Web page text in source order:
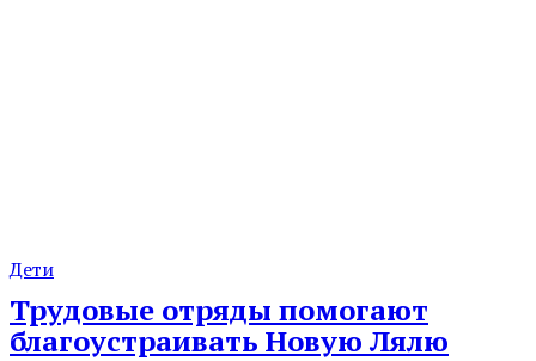
Дети
Трудовые отряды помогают
благоустраивать Новую Лялю